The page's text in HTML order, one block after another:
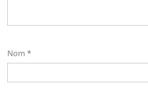
Nom *